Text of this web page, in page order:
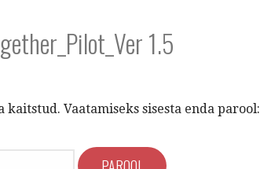
1.5
kaitstud. Vaatamiseks sisesta enda parool: